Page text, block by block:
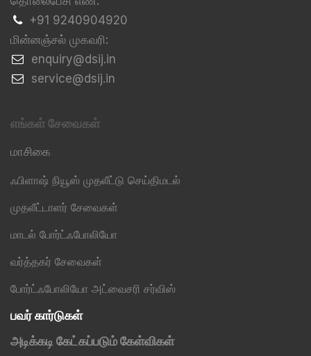
+91 9240904920
மின்னஞ்சல் முகவரி:
​enquiry@dsij.in
​service@dsij.in
எங்கள் சேவைகள்
மாசிகை
ஃபிளாஷ் நியூஸ் முதலீட்டு செய்திமடல்
முதலீட்டாளர் சேவைகள்
மாடல் போர்ட்ஃபோலியோ
வர்த்தகர் சேவைகள்
போர்ட்ஃபோலியோ அட்வைசரி சர்விஸ்
பவர் கார்டுகள்
அடிக்கடி கேட்கப்படும் கேள்விகள்